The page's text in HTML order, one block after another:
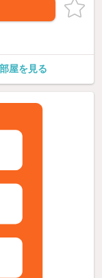
屋を見る